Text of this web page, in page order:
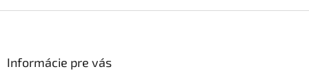
Informácie pre vás